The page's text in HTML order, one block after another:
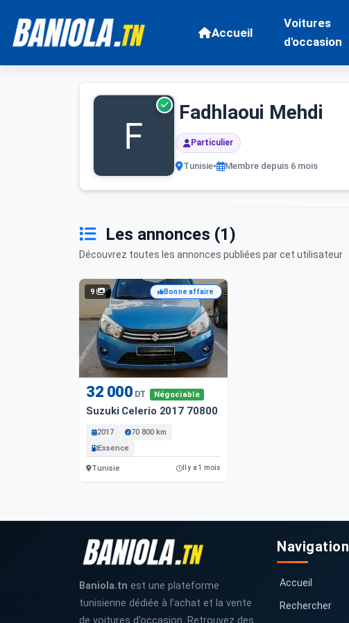
Accueil
Voitures
d'occasion
Fadhlaoui Mehdi
Particulier
Tunisie• Membre depuis 6 mois
Les annonces (1)
Découvrez toutes les annonces publiées par cet utilisateur
9 Bonne affaire
32 000 DT Négociable
Suzuki Celerio 2017 70800 Km
2017
70 800 km
Essence
Tunisie Il y a 1 mois
Baniola.tn est une plateforme
tunisienne dédiée à l’achat et la vente
Navigation
Accueil
Rechercher